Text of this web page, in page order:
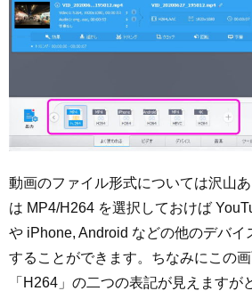
動画のファイル形式については沢山
は MP4/H264 を選択しておけば
や iPhone, Android などの他のデバイ
することができます。ちなみにこの
「H264」の二つの表記が見えますが